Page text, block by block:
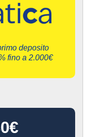
deposito
fino a 2.000€